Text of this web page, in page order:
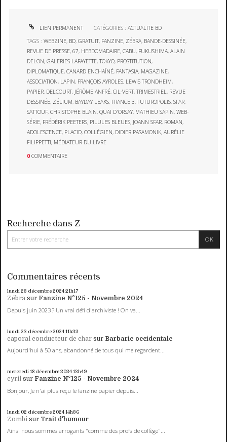
LIEN PERMANENT CATÉGORIES :ACTUALITE BD
TAGS :WEBZINE, BD,GRATUIT, FANZINE, ZÉBRA, BANDE-DESSINÉE,
REVUE DE PRESSE,67, HEBDOMADAIRE,CABU, FUKUSHIMA,ALAIN
DELON,GALERIES LAFAYETTE,TOKYO, PROSTITUTION,
DIPLOMATIQUE,CANARD ENCHAÎNÉ, FANTASIA, MAGAZINE,
ASSOCIATION, LAPIN, FRANÇOIS AYROLES, LEWIS TRONDHEIM,
PAPIER, DELCOURT, JÉRÔME ANFRÉ,CIL-VERT,TRIMESTRIEL, REVUE
DESSINÉE, ZÉLIUM, BAYDAY LEAKS, FRANCE 3, FUTUROPOLIS,SFAR,
SATTOUF,CHRISTOPHE BLAIN,QUAI D'ORSAY, MATHIEU SAPIN,WEB-
SÉRIE, FRÉDÉRIK PEETERS, PILULES BLEUES, JOANN SFAR, ROMAN,
ADOLESCENCE, PLACID,COLLÉGIEN, DIDIER PASAMONIK,AURÉLIE
FILIPPETTI, MÉDIATEUR DU LIVRE
0 COMMENTAIRE
Recherche dans Z
Commentaires récents
lundi 23 décembre 202421h17
Zébra sur Fanzine N°125 - Novembre 2024
Depuis juin 2023 ? Un vrai défi d'archiviste ! On va...
lundi 23 décembre 202411h32
caporal conducteur de char sur Barbarie occidentale
Aujourd'hui à 50 ans, abandonné de tous qui me regardent...
mercredi 18 décembre 202413h49
cyril sur Fanzine N°125 - Novembre 2024
Bonjour, Je n'ai plus reçu le fanzine papier depuis...
lundi 02 décembre 202414h36
Zombi sur Trait d'humour
Ainsi nous sommes arrogants "comme des profs de collège"...